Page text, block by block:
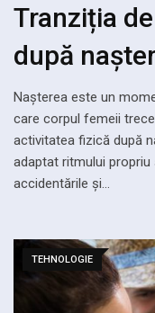
Tranziția
după
Nașterea este un
care corpul femeii
activitatea fizică după
adaptat ritmului propriu
accidentările și…
TEHNOLOGIE